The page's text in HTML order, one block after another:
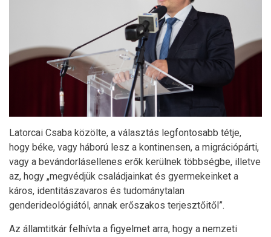
Latorcai Csaba közölte, a választás legfontosabb tétje,
hogy béke, vagy háború lesz a kontinensen, a migrációpárti,
vagy a bevándorlásellenes erők kerülnek többségbe, illetve
az, hogy „megvédjük családjainkat és gyermekeinket a
káros, identitászavaros és tudománytalan
genderideológiától, annak erőszakos terjesztőitől”.
Az államtitkár felhívta a figyelmet arra, hogy a nemzeti